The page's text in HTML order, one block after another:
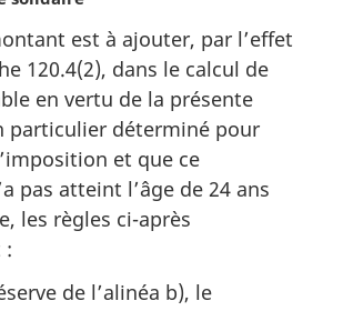
est à ajouter, par l’effet
120.4(2), dans le calcul de
en vertu de la présente
particulier déterminé pour
et que ce
pas atteint l’âge de 24 ans
les règles ci-après
:
de l’alinéa b), le